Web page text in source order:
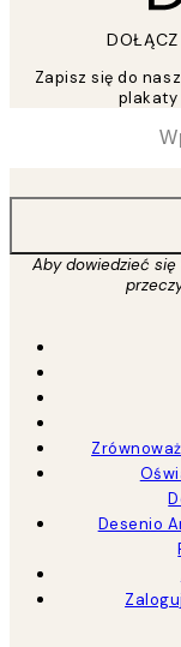
DOŁĄCZ
Zapisz się do
plakaty
Aby dowiedzieć
Desenio